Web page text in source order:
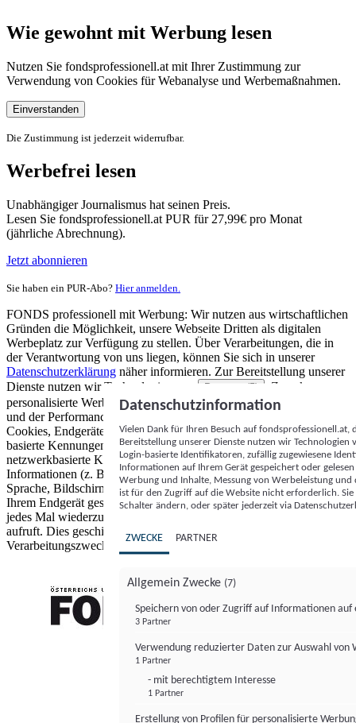
Wie gewohnt mit Werbung lesen
Nutzen Sie fondsprofessionell.at mit Ihrer Zustimmung zur
Verwendung von Cookies für Webanalyse und Werbemaßnahmen.
Einverstanden
Die Zustimmung ist jederzeit widerrufbar.
Werbefrei lesen
Unabhängiger Journalismus hat seinen Preis.
Lesen Sie fondsprofessionell.at PUR für 27,99€ pro Monat
(jährliche Abrechnung).
Jetzt abonnieren
Sie haben ein PUR-Abo? Hier anmelden.
FONDS professionell mit Werbung: Wir nutzen aus wirtschaftlichen
Gründen die Möglichkeit, unsere Webseite Dritten als digitalen
Werbeplatz zur Verfügung zu stellen. Über Verarbeitungen, die in
der Verantwortung von uns liegen, können Sie sich in unserer
Datenschutzerklärung näher informieren. Zur Bereitstellung unserer
Dienste nutzen wir Technologien von
Partnern (5)
. Zwecke:
personalisierte Werbung und Inhalte, Messung von Werbeleistung
und der Performance von Inhalten sowie Zielgruppenforschung.
Cookies, Endgeräte- oder ähnliche Online-Kennungen (z. B. login-
basierte Kennungen, zufällig generierte Kennungen,
netzwerkbasierte Kennungen) können zusammen mit anderen
Informationen (z. B. Browsertyp und Browserinformationen,
Sprache, Bildschirmgröße, unterstützte Technologien usw.) auf
Ihrem Endgerät gespeichert oder von dort ausgelesen werden, um es
jedes Mal wiederzuerkennen, wenn es eine App oder einer Webseite
aufruft. Dies geschieht für einen oder mehrere der hier aufgeführten
Verarbeitungszwecke.
Datenschutzinformation
Vielen Dank für Ihren Besuch auf
Bereitstellung unserer Dienste nutzen wir Technologien
Login-basierte Identifikatoren, zufällig zugewiesene
Informationen auf Ihrem Gerät gespeichert oder
Werbung und Inhalte, Messung von Werbeleistung
ist für den Zugriff auf die Website nicht erforderlich.
Schalter ändern, oder später jederzeit via
ZWECKE PARTNER
Allgemein Zwecke (7)
Speichern von oder Zugriff auf Informationen auf
3 Partner
Verwendung reduzierter Daten zur Auswahl von
1 Partner
- mit berechtigtem Interesse
1 Partner
Erstellung von Profilen für personalisierte
FONDS professionell